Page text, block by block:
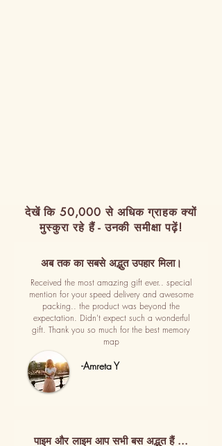
देखें कि 50,000 से अधिक ग्राहक क्यों
मुस्कुरा रहे हैं - उनकी समीक्षा पढ़ें!
अब तक का सबसे अद्भुत उपहार मिला।
Received the most amazing gift ever.. special
mention for your speed delivery and awesome
packing.. the product was beyond the
expectation. Didn't expect such a wonderful
gift. Thank you so much for the best memory
map
-Amreta Y
पाइम और लाइम आप सभी बस अद्भुत हैं ...